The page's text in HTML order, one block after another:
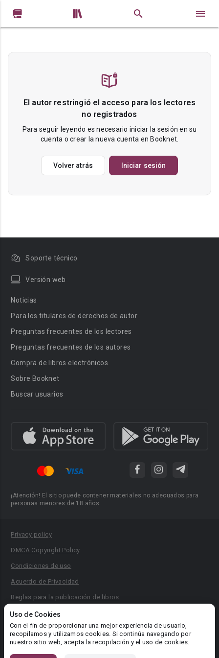
 
El autor restringió el acceso para los lectores
no registrados
Para seguir leyendo es necesario iniciar la sesión en su
cuenta o crear la nueva cuenta en Booknet.
Volver atrás Iniciar sesión
Uso de Cookies
Con el fin de proporcionar una mejor experiencia de usuario,
recopilamos y utilizamos cookies. Si continúa navegando por
nuestro sitio web, acepta la recopilación y el uso de cookies.
Soporte técnico
Versión web
Noticias
Para los titulares de derechos de autor
Preguntas frecuentes de los lectores
Preguntas frecuentes de los autores
Compra de libros electrónicos
Sobre Booknet
Buscar usuarios
¡Atención! El sitio puede contener materiales no adecuados para
personas menores de 18 años.
Privacy policy
DMCA Copyright Policy
Condiciones de uso
Acuerdo de Privacidad
Reglas para la publicación de libros
Área RR.PP.: pr@booknet.com
© 2026 Booknet. Todos los derechos reservados.